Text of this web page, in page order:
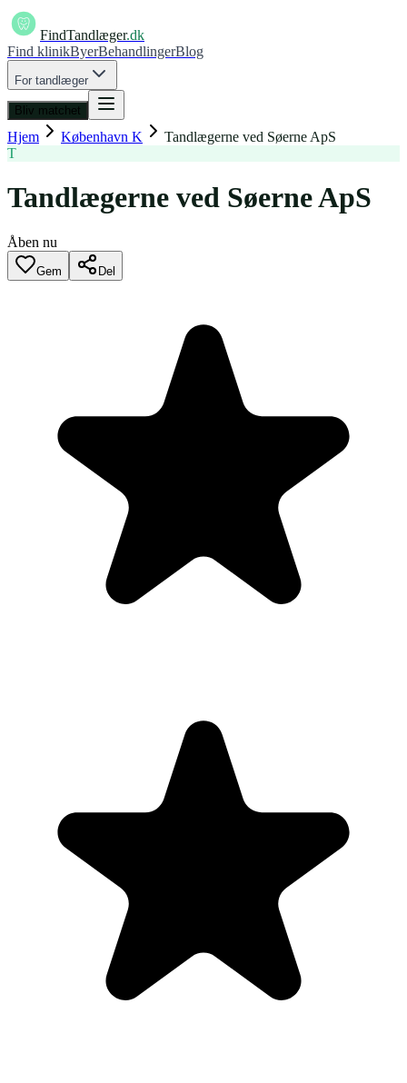
FindTandlæger.dk
Find klinikByerBehandlingerBlog
For tandlæger
Bliv matchet
Hjem København K
Tandlægerne ved Søerne ApS
T
Tandlægerne ved Søerne ApS
Åben nu
Gem Del